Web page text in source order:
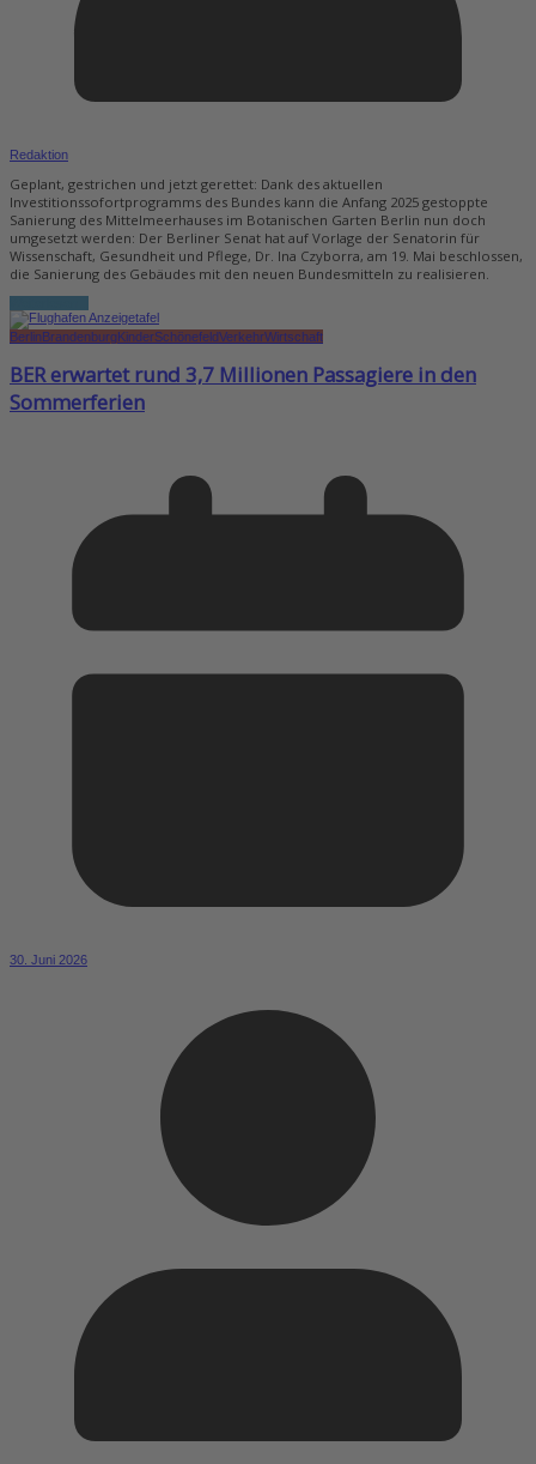
Redaktion
Geplant, gestrichen und jetzt gerettet: Dank des aktuellen
Investitionssofortprogramms des Bundes kann die Anfang 2025 gestoppte
Sanierung des Mittelmeerhauses im Botanischen Garten Berlin nun doch
umgesetzt werden: Der Berliner Senat hat auf Vorlage der Senatorin für
Wissenschaft, Gesundheit und Pflege, Dr. Ina Czyborra, am 19. Mai beschlossen,
die Sanierung des Gebäudes mit den neuen Bundesmitteln zu realisieren.
BerlinBrandenburgKinderSchönefeldVerkehrWirtschaft
BER erwartet rund 3,7 Millionen Passagiere in den
Sommerferien
30. Juni 2026